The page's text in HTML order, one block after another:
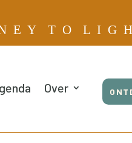
E Y T O L I G
Over